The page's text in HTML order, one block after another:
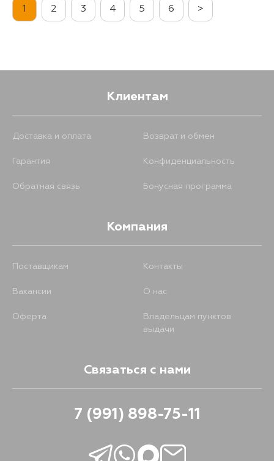
1 2 3 4 5 6 >
Клиентам
Доставка и оплата Возврат и обмен
Гарантия Конфиденциальность
Обратная связь Бонусная программа
Компания
Поставщикам Контакты
Вакансии О нас
Оферта
Владельцам пунктов
выдачи
Связаться с нами
7 (991) 898-75-11